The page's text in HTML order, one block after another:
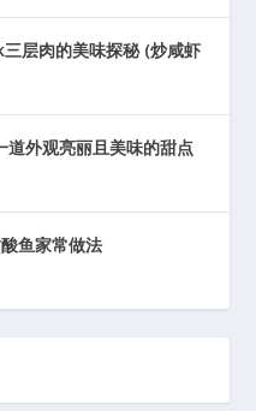
层肉的美味探秘 (炒咸虾
道外观亮丽且美味的甜点
鱼家常做法